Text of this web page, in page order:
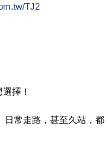
TJ2
擇！
日常走路，甚至久站，都